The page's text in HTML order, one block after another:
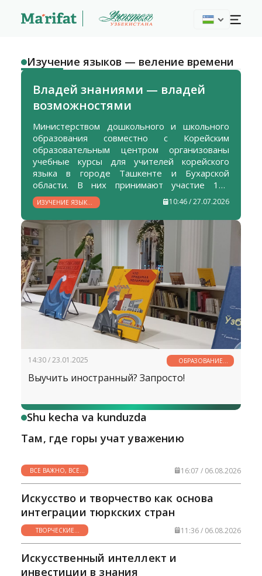
Изучение языков — веление времени
Владей знаниями — владей
возможностями
Министерством дошкольного и школьного
образования совместно с Корейским
образовательным центром организованы
учебные курсы для учителей корейского
языка в городе Ташкенте и Бухарской
области. В них принимают участие 189
педагогов, а обучение проводят
квалифицированные зарубежные
специалисты.
ИЗУЧЕНИЕ ЯЗЫКОВ
— ВЕЛЕНИЕ
ВРЕМЕНИ
10:46 / 27.07.2026
14:30 / 23.01.2025
ОБРАЗОВАНИЕ
ВСЕГДА И ВЕЗДЕ
Выучить иностранный? Запросто!
Shu kecha va kunduzda
Там, где горы учат уважению
ВСЕ ВАЖНО, ВСЕ
НУЖНО
16:07 / 06.08.2026
Искусство и творчество как основа
интеграции тюркских стран
ТВОРЧЕСКИЕ
ГОРИЗОНТЫ
11:36 / 06.08.2026
Искусственный интеллект и
инвестиции в знания